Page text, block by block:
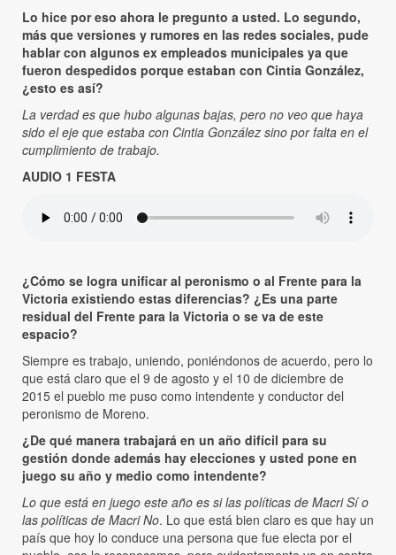
Lo hice por eso ahora le pregunto a usted. Lo segundo,
más que versiones y rumores en las redes sociales, pude
hablar con algunos ex empleados municipales ya que
fueron despedidos porque estaban con Cintia González,
¿esto es así?
La verdad es que hubo algunas bajas, pero no veo que haya
sido el eje que estaba con Cintia González sino por falta en el
cumplimiento de trabajo.
AUDIO 1 FESTA
¿Cómo se logra unificar al peronismo o al Frente para la
Victoria existiendo estas diferencias? ¿Es una parte
residual del Frente para la Victoria o se va de este
espacio?
Siempre es trabajo, uniendo, poniéndonos de acuerdo, pero lo
que está claro que el 9 de agosto y el 10 de diciembre de
2015 el pueblo me puso como intendente y conductor del
peronismo de Moreno.
¿De qué manera trabajará en un año difícil para su
gestión donde además hay elecciones y usted pone en
juego su año y medio como intendente?
Lo que está en juego este año es si las políticas de Macri Sí o
las políticas de Macri No. Lo que está bien claro es que hay un
país que hoy lo conduce una persona que fue electa por el